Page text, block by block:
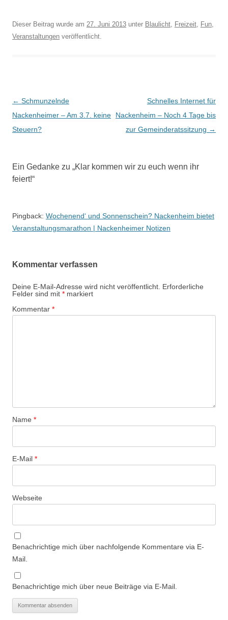
Dieser Beitrag wurde am 27. Juni 2013 unter Blaulicht, Freizeit, Fun,
Veranstaltungen veröffentlicht.
Beitrags-
Navigation
← Schmunzelnde
Nackenheimer – Am 3.7. keine
Steuern?
Schnelles Internet für
Nackenheim – Noch 4 Tage bis
zur Gemeinderatssitzung →
Ein Gedanke zu „Klar kommen wir zu euch wenn ihr
feiert!“
Pingback: Wochenend‘ und Sonnenschein? Nackenheim bietet
Veranstaltungsmarathon | Nackenheimer Notizen
Kommentar verfassen
Deine E-Mail-Adresse wird nicht veröffentlicht. Erforderliche
Felder sind mit * markiert
Kommentar *
Name *
E-Mail *
Webseite
Benachrichtige mich über nachfolgende Kommentare via E-
Mail.
Benachrichtige mich über neue Beiträge via E-Mail.